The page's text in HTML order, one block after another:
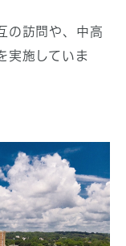
の訪問や、中高
実施していま